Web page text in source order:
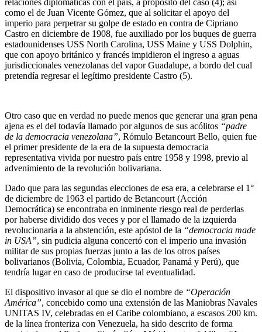
relaciones diplomáticas con el país, a propósito del caso (4); así
como el de Juan Vicente Gómez, que al solicitar el apoyo del
imperio para perpetrar su golpe de estado en contra de Cipriano
Castro en diciembre de 1908, fue auxiliado por los buques de guerra
estadounidenses USS North Carolina, USS Maine y USS Dolphin,
que con apoyo británico y francés impidieron el ingreso a aguas
jurisdiccionales venezolanas del vapor Guadalupe, a bordo del cual
pretendía regresar el legítimo presidente Castro (5).
Otro caso que en verdad no puede menos que generar una gran pena
ajena es el del todavía llamado por algunos de sus acólitos “padre
de la democracia venezolana”, Rómulo Betancourt Bello, quien fue
el primer presidente de la era de la supuesta democracia
representativa vivida por nuestro país entre 1958 y 1998, previo al
advenimiento de la revolución bolivariana.
Dado que para las segundas elecciones de esa era, a celebrarse el 1°
de diciembre de 1963 el partido de Betancourt (Acción
Democrática) se encontraba en inminente riesgo real de perderlas
por haberse dividido dos veces y por el llamado de la izquierda
revolucionaria a la abstención, este apóstol de la “democracia made
in USA”, sin pudicia alguna concertó con el imperio una invasión
militar de sus propias fuerzas junto a las de los otros países
bolivarianos (Bolivia, Colombia, Ecuador, Panamá y Perú), que
tendría lugar en caso de producirse tal eventualidad.
El dispositivo invasor al que se dio el nombre de “Operación
América”, concebido como una extensión de las Maniobras Navales
UNITAS IV, celebradas en el Caribe colombiano, a escasos 200 km.
de la línea fronteriza con Venezuela, ha sido descrito de forma